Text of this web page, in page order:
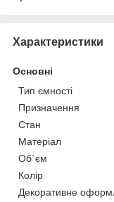
Характеристики
Основні
Тип ємності
Призначення
Стан
Матеріал
Об`єм
Колір
Декоративне